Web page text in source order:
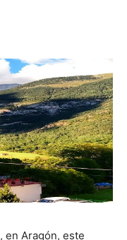
, en Aragón, este